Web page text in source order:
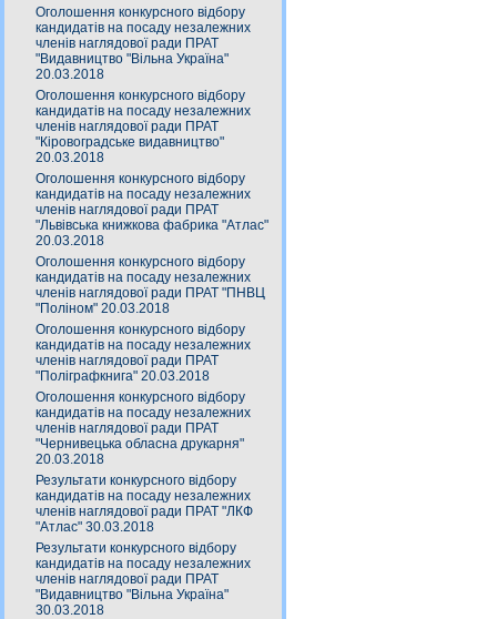
Оголошення конкурсного відбору
кандидатів на посаду незалежних
членів наглядової ради ПРАТ
"Видавництво "Вільна Україна"
20.03.2018
Оголошення конкурсного відбору
кандидатів на посаду незалежних
членів наглядової ради ПРАТ
"Кіровоградське видавництво"
20.03.2018
Оголошення конкурсного відбору
кандидатів на посаду незалежних
членів наглядової ради ПРАТ
"Львівська книжкова фабрика "Атлас"
20.03.2018
Оголошення конкурсного відбору
кандидатів на посаду незалежних
членів наглядової ради ПРАТ "ПНВЦ
"Поліном" 20.03.2018
Оголошення конкурсного відбору
кандидатів на посаду незалежних
членів наглядової ради ПРАТ
"Поліграфкнига" 20.03.2018
Оголошення конкурсного відбору
кандидатів на посаду незалежних
членів наглядової ради ПРАТ
"Чернивецька обласна друкарня"
20.03.2018
Результати конкурсного відбору
кандидатів на посаду незалежних
членів наглядової ради ПРАТ "ЛКФ
"Атлас" 30.03.2018
Результати конкурсного відбору
кандидатів на посаду незалежних
членів наглядової ради ПРАТ
"Видавництво "Вільна Україна"
30.03.2018